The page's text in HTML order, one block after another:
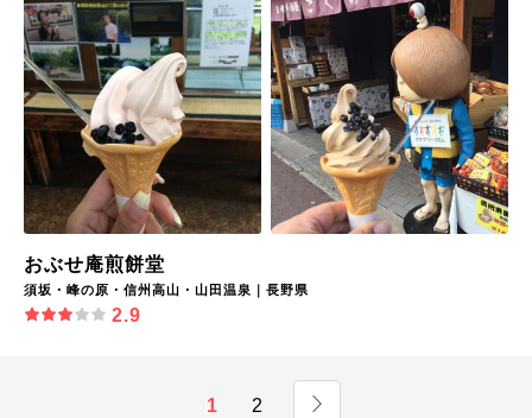
おぶせ庵煎餅堂
須坂・峰の原・信州高山・山田温泉｜長野県
2.9
1 2